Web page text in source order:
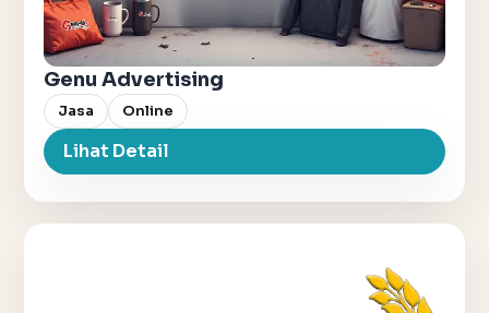
Genu Advertising
Jasa Online
Lihat Detail